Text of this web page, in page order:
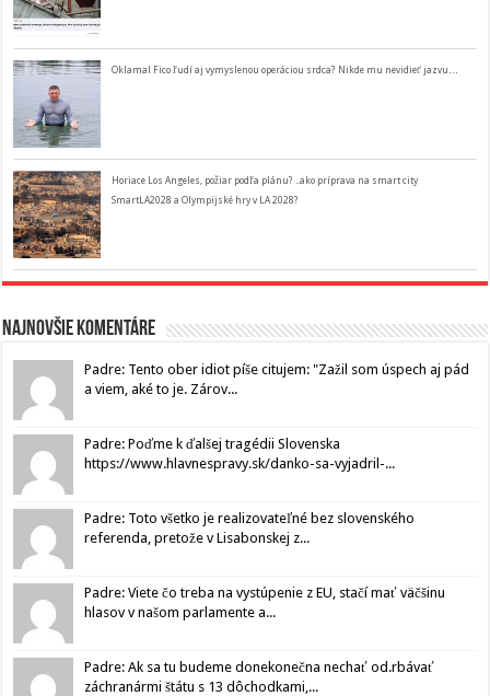
Oklamal Fico ľudí aj vymyslenou operáciou srdca? Nikde mu nevidieť jazvu…
Horiace Los Angeles, požiar podľa plánu? ..ako príprava na smart city
SmartLA2028 a Olympijské hry v LA 2028?
Najnovšie komentáre
Padre: Tento ober idiot píše citujem: "Zažil som úspech aj pád
a viem, aké to je. Zárov...
Padre: Poďme k ďalšej tragédii Slovenska
https://www.hlavnespravy.sk/danko-sa-vyjadril-...
Padre: Toto všetko je realizovateľné bez slovenského
referenda, pretože v Lisabonskej z...
Padre: Viete čo treba na vystúpenie z EU, stačí mať väčšinu
hlasov v našom parlamente a...
Padre: Ak sa tu budeme donekonečna nechať od.rbávať
záchranármi štátu s 13 dôchodkami,...